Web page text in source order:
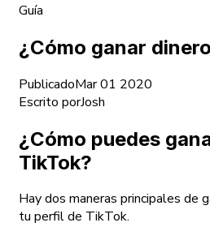
Guía
¿Cómo ganar
PublicadoMar 01 2020
Escrito porJosh
¿Cómo puedes
TikTok?
Hay dos maneras principales de
tu perfil de TikTok.